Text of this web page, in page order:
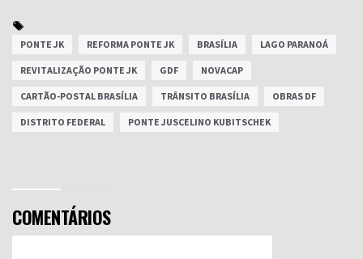
PONTE JK REFORMA PONTE JK BRASÍLIA LAGO PARANOÁ
REVITALIZAÇÃO PONTE JK GDF NOVACAP
CARTÃO-POSTAL BRASÍLIA TRÂNSITO BRASÍLIA OBRAS DF
DISTRITO FEDERAL PONTE JUSCELINO KUBITSCHEK
COMENTÁRIOS